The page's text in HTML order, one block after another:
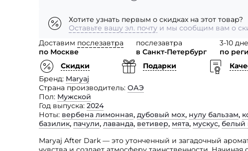
Хотите узнать первым о скидках на этот товар?
Оставьте вашу эл. почту и мы сообщим вам о
Доставим послезавтра
по Москве
послезавтра
в Санкт-Петербург
3-10
по
Скидки Подарки
Бренд Maryaj
Страна производитель ОАЭ
Пол Мужской
Год выпуска 2024
Ноты вербена лимонная, дубовый мох, нулу бальзам,
базилик, пачули, лаванда, ветивер, мята, мускус, белый
Maryaj After Dark — это утонченный и загадочный